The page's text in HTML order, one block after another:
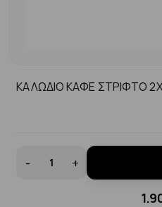
ΚΑΛΩΔΙΟ ΚΑΦΕ ΣΤΡΙΦΤΟ
- +